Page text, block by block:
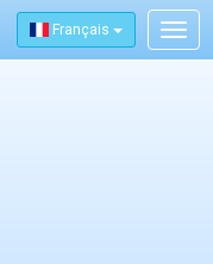
Français